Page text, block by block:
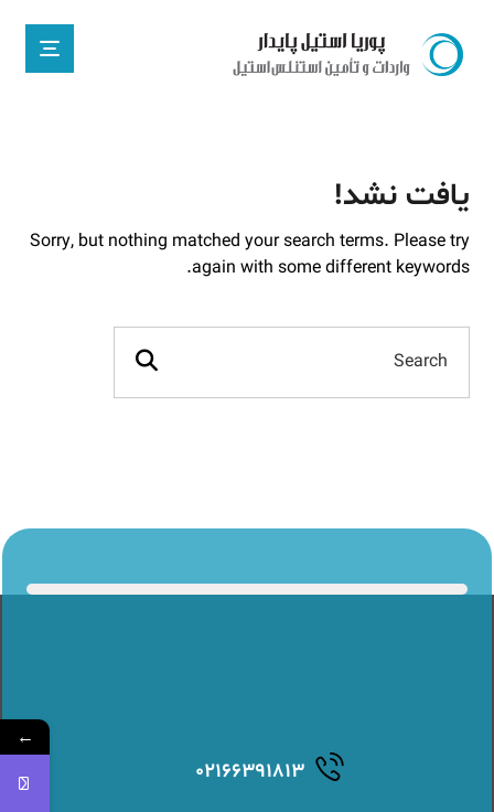
یافت نشد!
Sorry, but nothing matched your search terms. Please try
again with some different keywords.
۰۲۱۶۶۳۹۱۸۱۳
←